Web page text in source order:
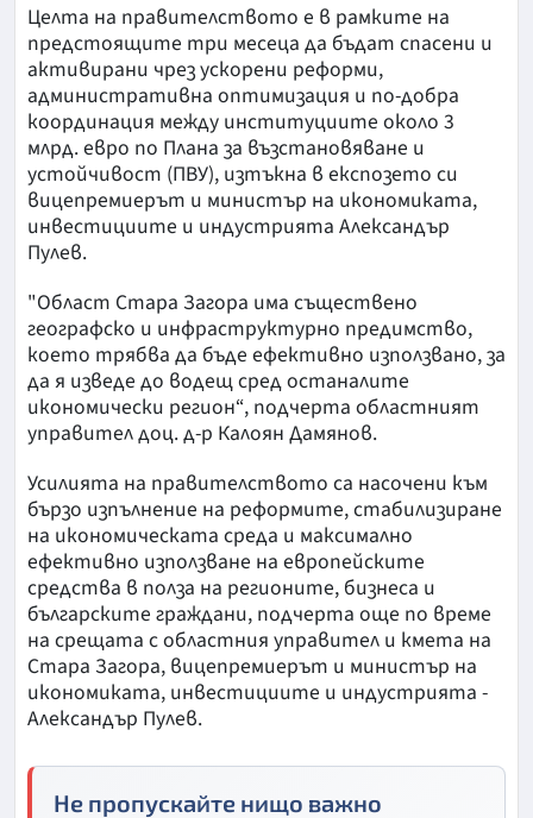
Целта на правителството е в рамките на
предстоящите три месеца да бъдат спасени и
активирани чрез ускорени реформи,
административна оптимизация и по-добра
координация между институциите около 3
млрд. евро по Плана за възстановяване и
устойчивост (ПВУ), изтъкна в експозето си
вицепремиерът и министър на икономиката,
инвестициите и индустрията Александър
Пулев.
"Област Стара Загора има съществено
географско и инфраструктурно предимство,
което трябва да бъде ефективно използвано, за
да я изведе до водещ сред останалите
икономически регион“, подчерта областният
управител доц. д-р Калоян Дамянов.
Усилията на правителството са насочени към
бързо изпълнение на реформите, стабилизиране
на икономическата среда и максимално
ефективно използване на европейските
средства в полза на регионите, бизнеса и
българските граждани, подчерта още по време
на срещата с областния управител и кмета на
Стара Загора, вицепремиерът и министър на
икономиката, инвестициите и индустрията -
Александър Пулев.
Не пропускайте нищо важно